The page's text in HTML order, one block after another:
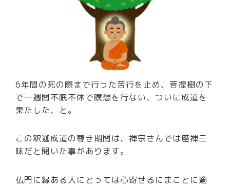
6年間の死の際まで行った苦行を止め、菩提樹の下
で一週間不眠不休で瞑想を行ない、ついに成道を
果たした、と。
この釈迦成道の尊き期間は、禅宗さんでは座禅三
昧だと聞いた事があります。
仏門に縁ある人にとっては心寄せるにまことに適